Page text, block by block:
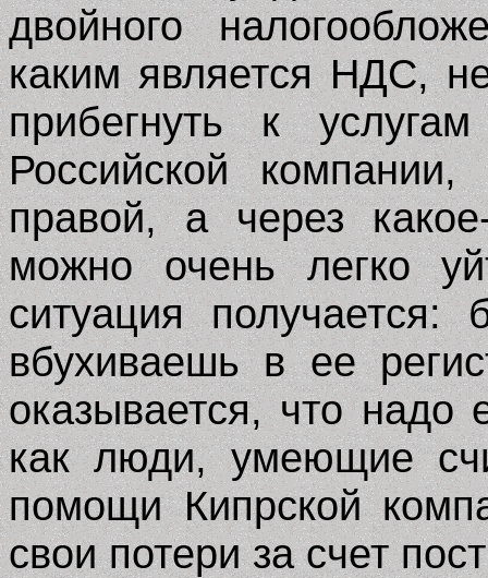
двойного
каким является НДС,
прибегнуть к
Российской
правой, а через
можно очень легко
ситуация
вбухиваешь в ее
оказывается, что
как люди, умеющие
помощи Кипрской
свои потери за счет